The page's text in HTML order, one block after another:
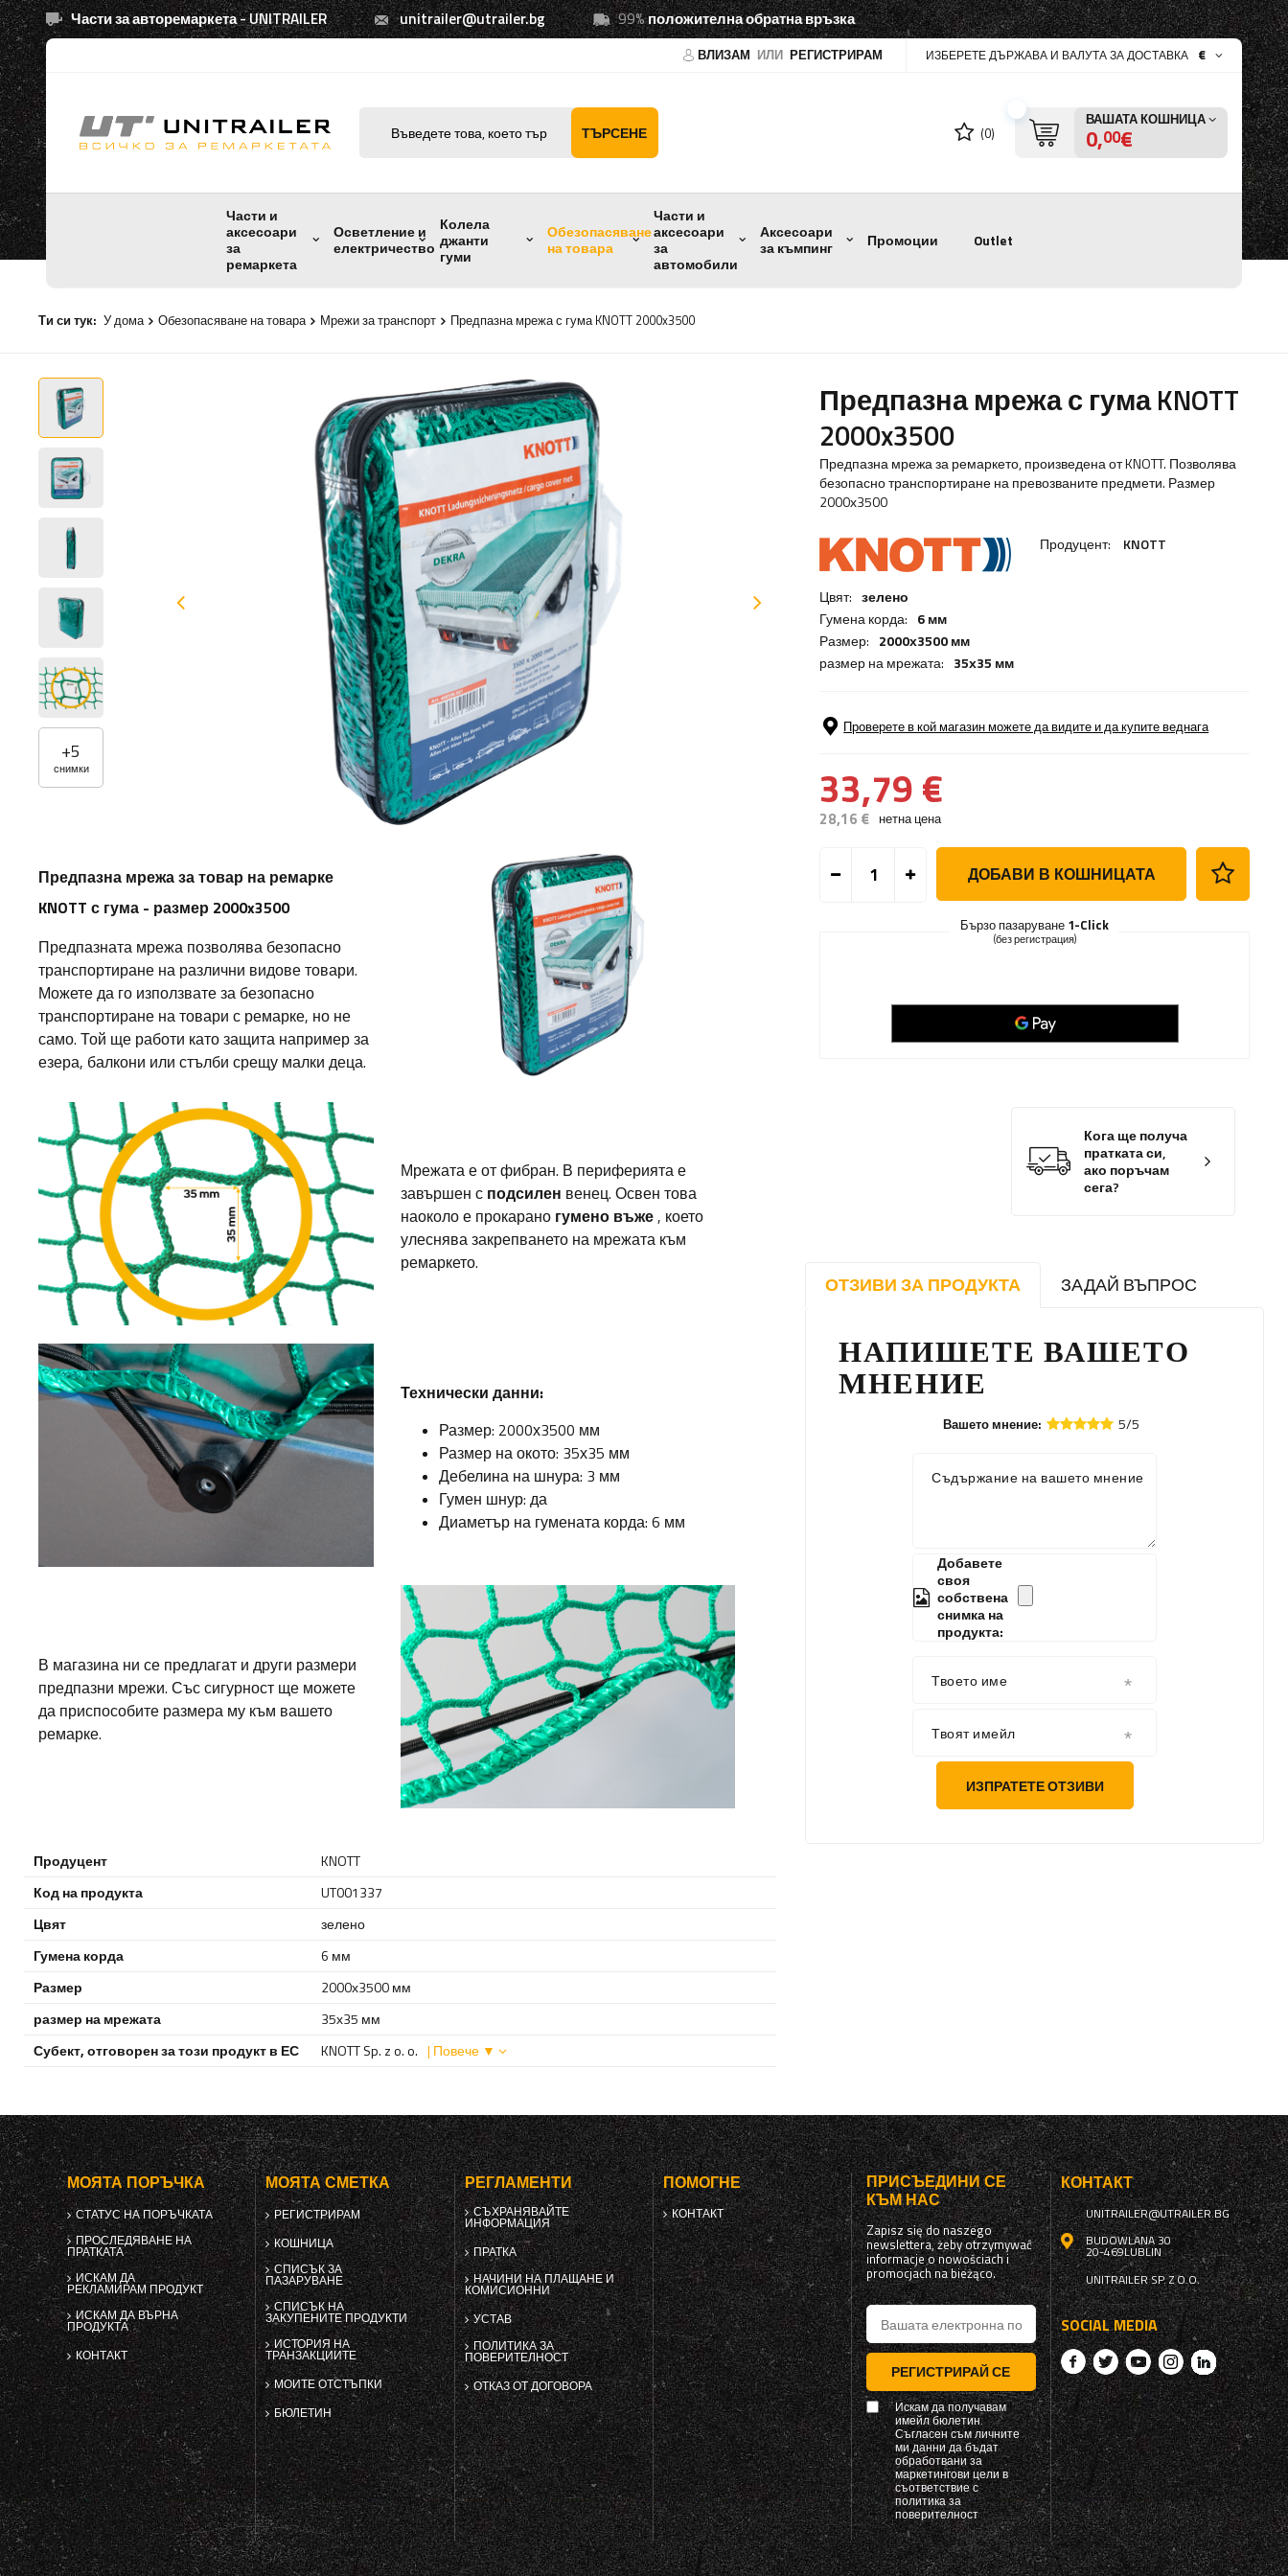
Части за авторемаркета - UNITRAILER unitrailer@utrailer.bg 99%положителна обратна връзка
ВЛИЗАМ ИЛИ РЕГИСТРИРАМ ИЗБЕРЕТЕ ДЪРЖАВА И ВАЛУТА ЗА ДОСТАВКА €
ТЪРСЕНЕ (0)
ВАШАТА КОШНИЦА
0,00€
Части и
аксесоари
за
ремаркета
Осветление и
електричество
Колела
джанти
гуми
Обезопасяване
на товара
Части и
аксесоари
за
автомобили
Аксесоари
за къмпинг
Промоции Outlet
Ти си тук: У дома Обезопасяване на товара Мрежи за транспорт Предпазна мрежа с гума KNOTT 2000x3500
+5
снимки
Предпазна мрежа с гума KNOTT
2000x3500
Предпазна мрежа за ремаркето, произведена от KNOTT. Позволява
безопасно транспортиране на превозваните предмети. Размер
2000х3500
Продуцент: KNOTT
Цвят: зелено
Гумена корда: 6 мм
Размер: 2000х3500 мм
размер на мрежата: 35х35 мм
Проверете в кой магазин можете да видите и да купите веднага
33,79 €
28,16 € нетна цена
ДОБАВИ В КОШНИЦАТА
Бързо пазаруване 1-Click
(без регистрация)
Кога ще получа
пратката си,
ако поръчам
сега?
ОТЗИВИ ЗА ПРОДУКТА ЗАДАЙ ВЪПРОС
НАПИШЕТЕ ВАШЕТО
МНЕНИЕ
Вашето мнение: 5/5
Съдържание на вашето мнение
Добавете
своя
собствена
снимка на
продукта:
Твоето име
Твоят имейл
ИЗПРАТЕТЕ ОТЗИВИ
Предпазна мрежа за товар на ремарке
KNOTT с гума - размер 2000x3500
Предпазната мрежа позволява безопасно
транспортиране на различни видове товари.
Можете да го използвате за безопасно
транспортиране на товари с ремарке, но не
само. Той ще работи като защита например за
езера, балкони или стълби срещу малки деца.
Мрежата е от фибран. В периферията е
завършен с подсилен венец. Освен това
наоколо е прокарано гумено въже, което
улеснява закрепването на мрежата към
ремаркето.
Технически данни:
Размер: 2000х3500 мм
Размер на окото: 35х35 мм
Дебелина на шнура: 3 мм
Гумен шнур: да
Диаметър на гумената корда: 6 мм
В магазина ни се предлагат и други размери
предпазни мрежи. Със сигурност ще можете
да приспособите размера му към вашето
ремарке.
Продуцент
KNOTT
Код на продукта
UT001337
Цвят
зелено
Гумена корда
6 мм
Размер
2000х3500 мм
размер на мрежата
35х35 мм
Субект, отговорен за този продукт в ЕС
KNOTT Sp. z o. o. | Повече ▼
МОЯТА ПОРЪЧКА
СТАТУС НА ПОРЪЧКАТА
ПРОСЛЕДЯВАНЕ НА
ПРАТКАТА
ИСКАМ ДА
РЕКЛАМИРАМ ПРОДУКТ
ИСКАМ ДА ВЪРНА
ПРОДУКТА
КОНТАКТ
МОЯТА СМЕТКА
РЕГИСТРИРАМ
КОШНИЦА
СПИСЪК ЗА
ПАЗАРУВАНЕ
СПИСЪК НА
ЗАКУПЕНИТЕ ПРОДУКТИ
ИСТОРИЯ НА
ТРАНЗАКЦИИТЕ
МОИТЕ ОТСТЪПКИ
БЮЛЕТИН
РЕГЛАМЕНТИ
СЪХРАНЯВАЙТЕ
ИНФОРМАЦИЯ
ПРАТКА
НАЧИНИ НА ПЛАЩАНЕ И
КОМИСИОННИ
УСТАВ
ПОЛИТИКА ЗА
ПОВЕРИТЕЛНОСТ
ОТКАЗ ОТ ДОГОВОРА
ПОМОГНЕ
КОНТАКТ
ПРИСЪЕДИНИ СЕ
КЪМ НАС
Zapisz się do naszego
newslettera, żeby otrzymywać
informacje o nowościach i
promocjach na bieżąco.
РЕГИСТРИРАЙ СЕ
Искам да получавам
имейл бюлетин.
Съгласен съм личните
ми данни да бъдат
обработвани за
маркетингови цели в
съответствие с
политика за
поверителност
КОНТАКТ
UNITRAILER@UTRAILER.BG
BUDOWLANA 30
20-469LUBLIN
UNITRAILER SP. Z O.O.
SOCIAL MEDIA